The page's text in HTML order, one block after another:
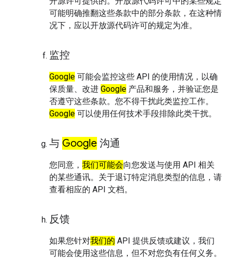
可能明确推翻这些条款中的部分条款，在这种情
况下，应以开放源代码许可的规定为准。
监控
Google 可能会监控这些 API 的使用情况，以确
保质量、改进 Google 产品和服务，并验证您是
否遵守这些条款。您不得干扰此类监控工作。
Google 可以使用任何技术手段排除此类干扰。
与 Google 沟通
您同意， 我们可能会向您发送与使用 API 相关
的某些通讯。关于退订特定消息类型的信息，请
查看相应的 API 文档。
反馈
如果您针对我们的 API 提供反馈或建议，我们
可能会使用这些信息，但不对您负有任何义务。